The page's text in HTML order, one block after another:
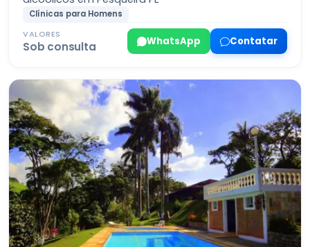
Clínicas para Homens
VALORES
Sob consulta WhatsApp Contatar